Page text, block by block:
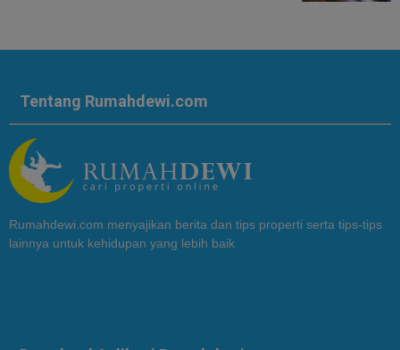
Tentang Rumahdewi.com
Rumahdewi.com menyajikan berita dan tips properti serta tips-tips
lainnya untuk kehidupan yang lebih baik